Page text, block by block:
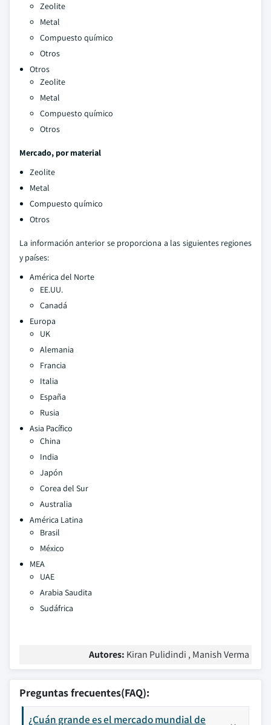
Zeolite
Metal
Compuesto químico
Otros
Otros
Zeolite
Metal
Compuesto químico
Otros
Mercado, por material
Zeolite
Metal
Compuesto químico
Otros
La información anterior se proporciona a las siguientes regiones
y países:
América del Norte
EE.UU.
Canadá
Europa
UK
Alemania
Francia
Italia
España
Rusia
Asia Pacífico
China
India
Japón
Corea del Sur
Australia
América Latina
Brasil
México
MEA
UAE
Arabia Saudita
Sudáfrica
Autores: Kiran Pulidindi , Manish Verma
Preguntas frecuentes(FAQ):
¿Cuán grande es el mercado mundial de